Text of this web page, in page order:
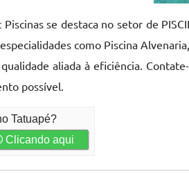
se destaca no setor de
como Piscina
aliada à eficiência.
possível.
Tatuapé?
Clicando aqui